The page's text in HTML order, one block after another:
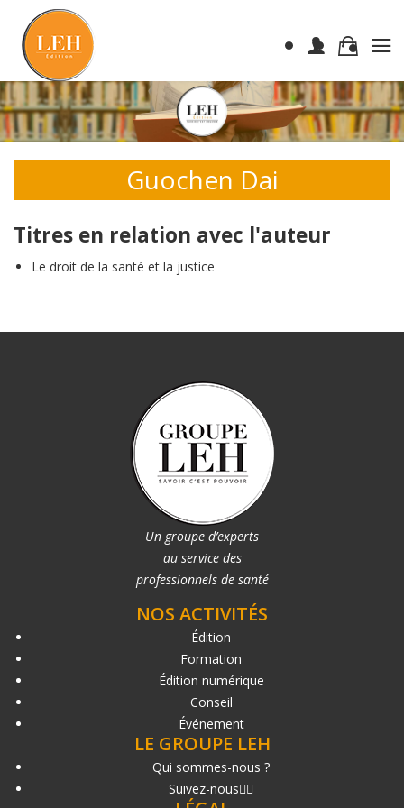
Guochen Dai
Titres en relation avec l'auteur
Le droit de la santé et la justice
Un groupe d’experts
au service des
professionnels de santé
NOS ACTIVITÉS
Édition
Formation
Édition numérique
Conseil
Événement
LE GROUPE LEH
Qui sommes-nous ?
Suivez-nous